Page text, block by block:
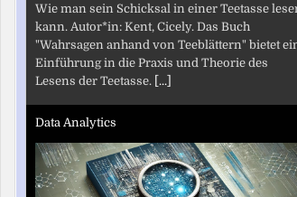
Wie man sein Schicksal in einer Teetasse
kann. Autor*in: Kent, Cicely. Das Buch
"Wahrsagen anhand von Teeblättern" bietet
Einführung in die Praxis und Theorie des
Lesens der Teetasse. [...]
Data Analytics